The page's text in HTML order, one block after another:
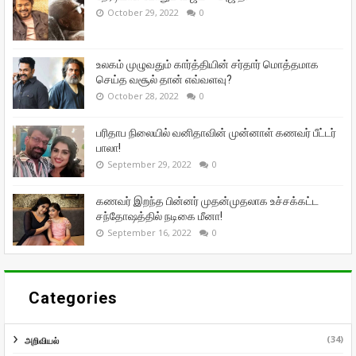
October 29, 2022 0
உலகம் முழுவதும் கார்த்தியின் சர்தார் மொத்தமாக
செய்த வசூல் தான் எவ்வளவு?
October 28, 2022 0
பரிதாப நிலையில் வனிதாவின் முன்னாள் கணவர் பீட்டர்
பாலா!
September 29, 2022 0
கணவர் இறந்த பின்னர் முதன்முதலாக உச்சக்கட்ட
சந்தோஷத்தில் நடிகை மீனா!
September 16, 2022 0
Categories
அறிவியல் (34)